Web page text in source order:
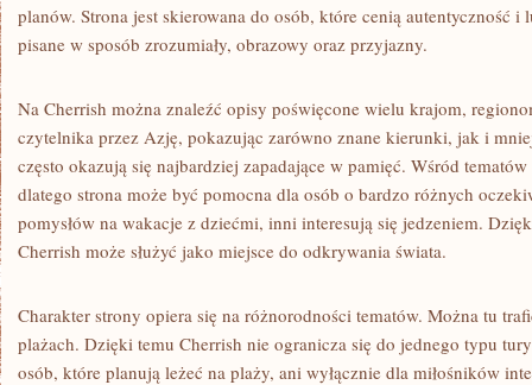
planów. Strona jest skierowana do osób, które cenią autentyczność
pisane w sposób zrozumiały, obrazowy oraz przyjazny.
Na Cherrish można znaleźć opisy poświęcone wielu krajom,
czytelnika przez Azję, pokazując zarówno znane kierunki, jak i
często okazują się najbardziej zapadające w pamięć. Wśród
dlatego strona może być pomocna dla osób o bardzo różnych
pomysłów na wakacje z dziećmi, inni interesują się jedzeniem.
Cherrish może służyć jako miejsce do odkrywania świata.
Charakter strony opiera się na różnorodności tematów. Można tu
plażach. Dzięki temu Cherrish nie ogranicza się do jednego typu
osób, które planują leżeć na plaży, ani wyłącznie dla miłośników